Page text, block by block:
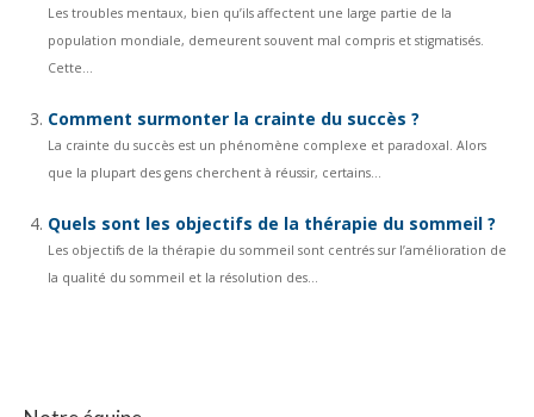
Les troubles mentaux, bien qu’ils affectent une large partie de la
population mondiale, demeurent souvent mal compris et stigmatisés.
Cette...
Comment surmonter la crainte du succès ?
La crainte du succès est un phénomène complexe et paradoxal. Alors
que la plupart des gens cherchent à réussir, certains...
Quels sont les objectifs de la thérapie du sommeil ?
Les objectifs de la thérapie du sommeil sont centrés sur l’amélioration de
la qualité du sommeil et la résolution des...